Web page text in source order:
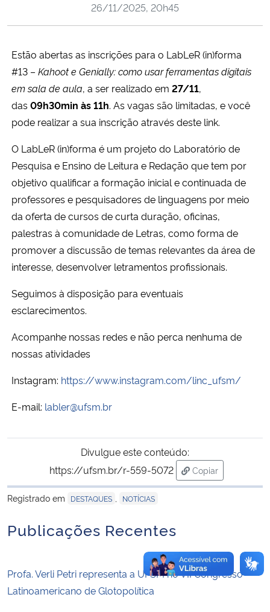
Ministério de Minas e Energia
Ministério da Ciência, Tecnologia, Inovações e Comunicações
Ministério do Turismo
Ministério do Desenvolvimento Regional
Controladoria-Geral da União
Ministério da Mulher, da Família e dos Direitos Humanos
Secretaria-Geral
26/11/2025, 20h45
Estão abertas as inscrições para o LabLeR (in)forma
#13 – Kahoot e Genially: como usar ferramentas digitais
em sala de aula, a ser realizado em 27/11,
das09h30min às 11h. As vagas são limitadas, e você
pode realizar a sua inscrição atravésdeste link.
O LabLeR (in)forma é um projeto do Laboratório de
Pesquisa e Ensino de Leitura e Redação que tem por
objetivo qualificar a formação inicial e continuada de
professores e pesquisadores de linguagens por meio
da oferta de cursos de curta duração, oficinas,
palestras à comunidade de Letras, como forma de
promover a discussão de temas relevantes da área de
interesse, desenvolver letramentos profissionais.
Seguimos à disposição para eventuais
esclarecimentos.
Acompanhe nossas redes e não perca nenhuma de
nossas atividades
Instagram: https://www.instagram.com/linc_ufsm/
E-mail: labler@ufsm.br
Divulgue este conteúdo:
https://ufsm.br/r-559-5072
Copiar
para área de
Registrado em
DESTAQUES NOTÍCIAS
Publicações Recentes
Profa. Verli Petri representa a UFSM no VII Congresso
Latinoamericano de Glotopolítica